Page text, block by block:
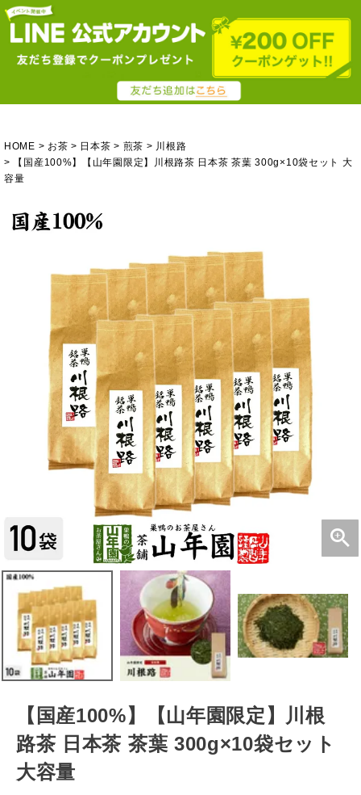
HOME お茶 日本茶 煎茶
川根路
【国産100%】【山年園限定】川根路茶 日本茶 茶葉 300g×10袋セット 大
容量
【国産100%】【山年園限定】川根
路茶 日本茶 茶葉 300g×10袋セット
大容量